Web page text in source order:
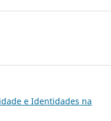
e Identidades na